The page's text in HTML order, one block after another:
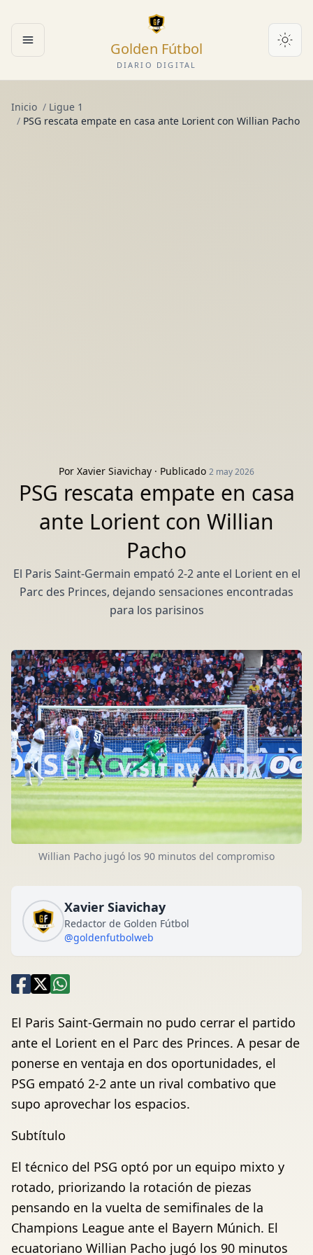
Abrir menú Golden Fútbol
DIARIO DIGITAL
Inicio / Ligue 1
/ PSG rescata empate en casa ante Lorient con Willian Pacho
Por Xavier Siavichay · Publicado 2 may 2026
PSG rescata empate en casa
ante Lorient con Willian
Pacho
El Paris Saint-Germain empató 2-2 ante el Lorient en el
Parc des Princes, dejando sensaciones encontradas
para los parisinos
Willian Pacho jugó los 90 minutos del compromiso
Xavier Siavichay
Redactor de Golden Fútbol
@goldenfutbolweb
El Paris Saint-Germain no pudo cerrar el partido
ante el Lorient en el Parc des Princes. A pesar de
ponerse en ventaja en dos oportunidades, el
PSG empató 2-2 ante un rival combativo que
supo aprovechar los espacios.
Subtítulo
El técnico del PSG optó por un equipo mixto y
rotado, priorizando la rotación de piezas
pensando en la vuelta de semifinales de la
Champions League ante el Bayern Múnich. El
ecuatoriano Willian Pacho jugó los 90 minutos